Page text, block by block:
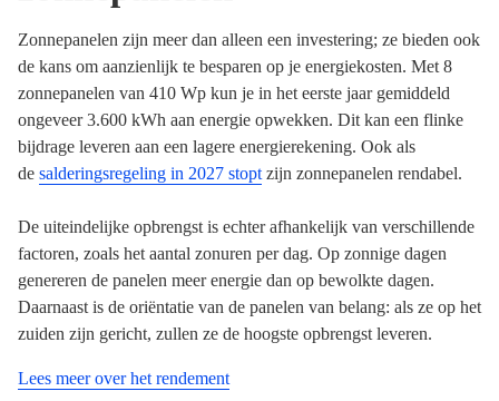
Zonnepanelen zijn meer dan alleen een investering; ze bieden ook
de kans om aanzienlijk te besparen op je energiekosten. Met 8
zonnepanelen van 410 Wp kun je in het eerste jaar gemiddeld
ongeveer 3.600 kWh aan energie opwekken. Dit kan een flinke
bijdrage leveren aan een lagere energierekening. Ook als
de salderingsregeling in 2027 stopt zijn zonnepanelen rendabel.
De uiteindelijke opbrengst is echter afhankelijk van verschillende
factoren, zoals het aantal zonuren per dag. Op zonnige dagen
genereren de panelen meer energie dan op bewolkte dagen.
Daarnaast is de oriëntatie van de panelen van belang: als ze op het
zuiden zijn gericht, zullen ze de hoogste opbrengst leveren.
Lees meer over het rendement